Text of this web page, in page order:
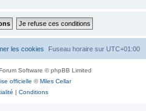
Fuseau horaire sur UTC+01:00
les cookies
Software © phpBB Limited
officielle ©Miles Cellar
| Conditions